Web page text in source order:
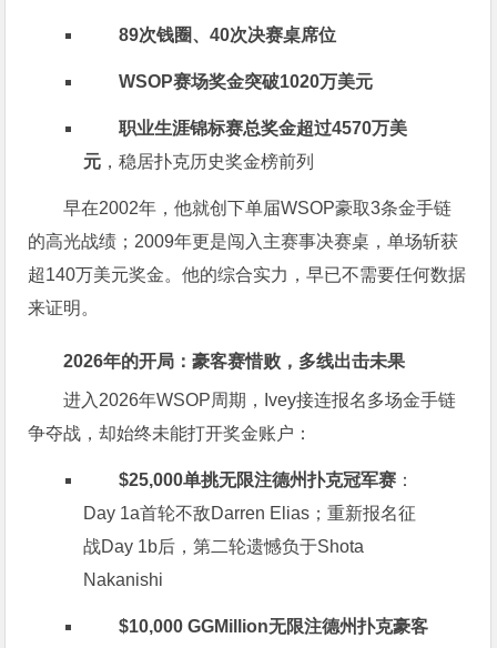
89次钱圈、40次决赛桌席位
WSOP赛场奖金突破1020万美元
职业生涯锦标赛总奖金超过4570万美
元 ，稳居扑克历史奖金榜前列
早在2002年，他就创下单届WSOP豪取3条金手链
的高光战绩；2009年更是闯入主赛事决赛桌，单场斩获
超140万美元奖金。他的综合实力，早已不需要任何数据
来证明。
2026年的开局：豪客赛惜败，多线出击未果
进入2026年WSOP周期，Ivey接连报名多场金手链
争夺战，却始终未能打开奖金账户：
$25,000单挑无限注德州扑克冠军赛 ：
Day 1a首轮不敌Darren Elias；重新报名征
战Day 1b后，第二轮遗憾负于Shota
Nakanishi
$10,000 GGMillion无限注德州扑克豪客